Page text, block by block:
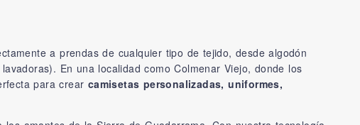
a prendas de cualquier tipo de tejido, desde algodón
En una localidad como Colmenar Viejo, donde los
para crear camisetas personalizadas, uniformes,